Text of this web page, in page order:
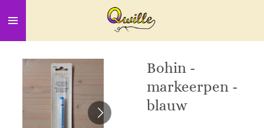
direct
naar
hoofdinhoud
Bohin -
markeerpen -
blauw